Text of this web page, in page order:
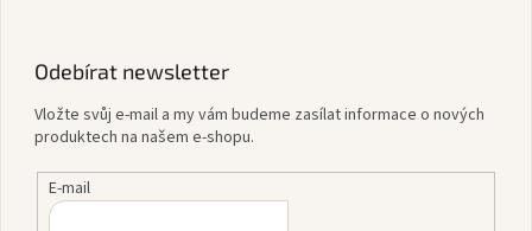
Odebírat newsletter
Vložte svůj e-mail a my vám budeme zasílat informace o nových
produktech na našem e-shopu.
E-mail